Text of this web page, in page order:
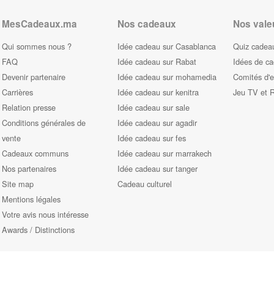
MesCadeaux.ma
Qui sommes nous ?
FAQ
Devenir partenaire
Carrières
Relation presse
Conditions générales de
vente
Cadeaux communs
Nos partenaires
Site map
Mentions légales
Votre avis nous intéresse
Awards / Distinctions
Nos cadeaux
Idée cadeau sur Casablanca
Idée cadeau sur Rabat
Idée cadeau sur mohamedia
Idée cadeau sur kenitra
Idée cadeau sur sale
Idée cadeau sur agadir
Idée cadeau sur fes
Idée cadeau sur marrakech
Idée cadeau sur tanger
Cadeau culturel
Nos
Quiz
Idées de
Comités
Jeu TV et